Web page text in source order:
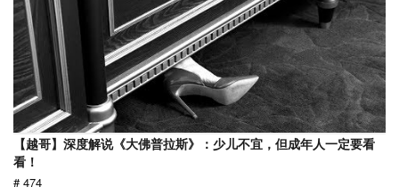
【越哥】深度解说《大佛普拉斯》：少儿不宜，但成年人一定要看
看！
# 474